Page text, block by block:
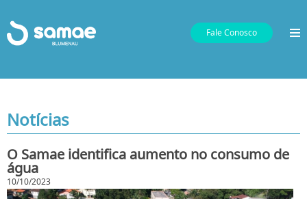
Fale Conosco
Notícias
O Samae identifica aumento no consumo de
água
10/10/2023